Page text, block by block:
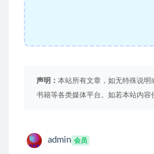
声明： 本站所有文章，如无特殊说明
书籍等各类媒体平台。如若本站内容
admin 会员